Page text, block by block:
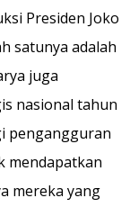
Presiden Joko
satunya adalah
juga
nasional tahun
pengangguran
mendapatkan
mereka yang